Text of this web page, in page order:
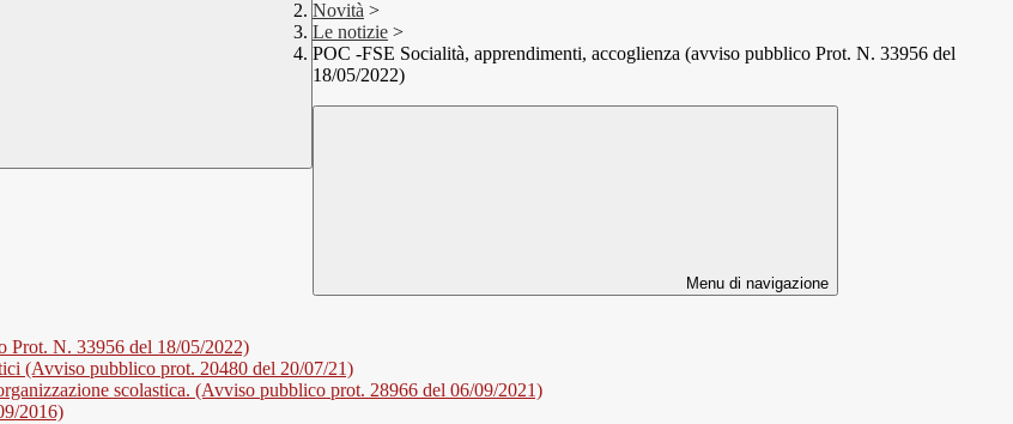
Novità >
Le notizie >
POC -FSE Socialità, apprendimenti, accoglienza (avviso pubblico Prot. N. 33956 del
18/05/2022)
Menu di navigazione
Prot. N. 33956 del 18/05/2022)
(Avviso pubblico prot. 20480 del 20/07/21)
scolastica. (Avviso pubblico prot. 28966 del 06/09/2021)
2016)